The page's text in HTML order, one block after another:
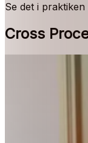
Se det i praktiken
Cross